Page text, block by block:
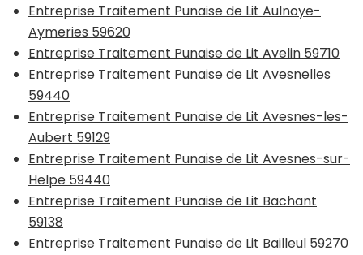
Entreprise Traitement Punaise de Lit Aulnoye-
Aymeries 59620
Entreprise Traitement Punaise de Lit Avelin 59710
Entreprise Traitement Punaise de Lit Avesnelles
59440
Entreprise Traitement Punaise de Lit Avesnes-les-
Aubert 59129
Entreprise Traitement Punaise de Lit Avesnes-sur-
Helpe 59440
Entreprise Traitement Punaise de Lit Bachant
59138
Entreprise Traitement Punaise de Lit Bailleul 59270